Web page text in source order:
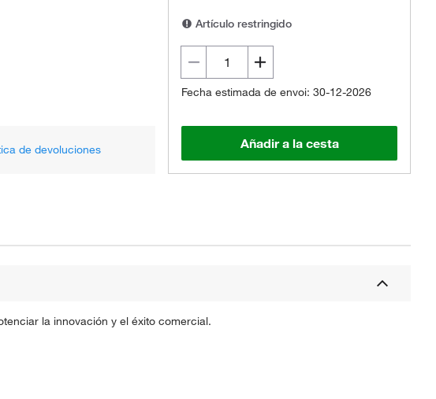
de devoluciones
Artículo restringido
Fecha estimada de envoi: 30-12-2026
Añadir a la cesta
la innovación y el éxito comercial.